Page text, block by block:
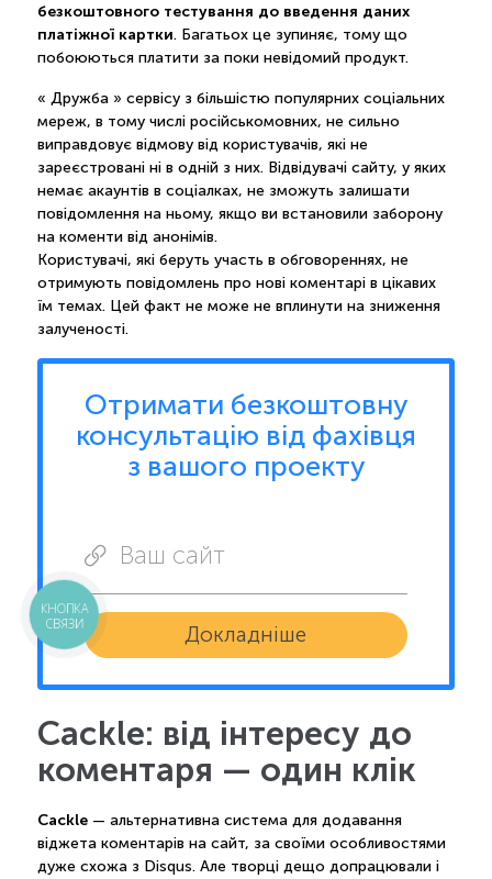
безкоштовного тестування до введення даних
платіжної картки. Багатьох це зупиняє, тому що
побоюються платити за поки невідомий продукт.
« Дружба » сервісу з більшістю популярних соціальних
мереж, в тому числі російськомовних, не сильно
виправдовує відмову від користувачів, які не
зареєстровані ні в одній з них. Відвідувачі сайту, у яких
немає акаунтів в соціалках, не зможуть залишати
повідомлення на ньому, якщо ви встановили заборону
на коменти від анонімів.
Користувачі, які беруть участь в обговореннях, не
отримують повідомлень про нові коментарі в цікавих
їм темах. Цей факт не може не вплинути на зниження
залученості.
Отримати безкоштовну
консультацію від фахівця
з вашого проекту
Ваш сайт
Докладніше
Cackle: від інтересу до
коментаря — один клік
Cackle— альтернативна система для додавання
віджета коментарів на сайт, за своїми особливостями
дуже схожа з Disqus. Але творці дещо допрацювали і
КНОПКА
СВЯЗИ